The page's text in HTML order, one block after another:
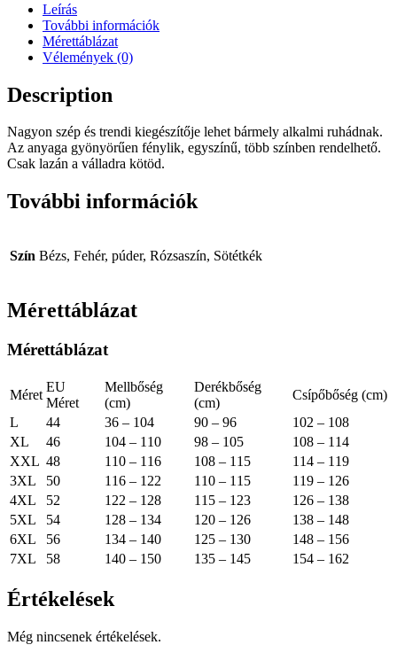
Leírás
További információk
Mérettáblázat
Vélemények (0)
Description
Nagyon szép és trendi kiegészítője lehet bármely alkalmi ruhádnak.
Az anyaga gyönyörűen fénylik, egyszínű, több színben rendelhető.
Csak lazán a válladra kötöd.
További információk
Szín Bézs, Fehér, púder, Rózsaszín, Sötétkék
Mérettáblázat
Mérettáblázat
Méret
EU
Méret
Mellbőség
(cm)
Derékbőség
(cm)
Csípőbőség (cm)
L
44 36 – 104 90 – 96
102 – 108
XL
46 104 – 110 98 – 105
108 – 114
XXL 48 110 – 116 108 – 115
114 – 119
3XL
50 116 – 122 110 – 115
119 – 126
4XL
52 122 – 128 115 – 123
126 – 138
5XL
54 128 – 134 120 – 126
138 – 148
6XL
56 134 – 140 125 – 130
148 – 156
7XL
58 140 – 150 135 – 145 154 – 162
Értékelések
Még nincsenek értékelések.